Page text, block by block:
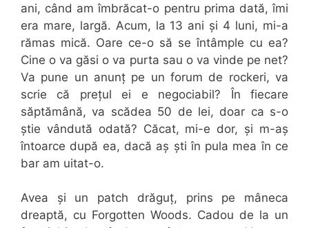
ani, când am îmbrăcat-o pentru prima dată, îmi
era mare, largă. Acum, la 13 ani și 4 luni, mi-a
rămas mică. Oare ce-o să se întâmple cu ea?
Cine o va găsi o va purta sau o va vinde pe net?
Va pune un anunț pe un forum de rockeri, va
scrie că prețul ei e negociabil? În fiecare
săptămână, va scădea 50 de lei, doar ca s-o
știe vândută odată? Căcat, mi-e dor, și m-aș
întoarce după ea, dacă aș ști în pula mea în ce
bar am uitat-o.
Avea și un patch drăguț, prins pe mâneca
dreaptă, cu Forgotten Woods. Cadou de la un